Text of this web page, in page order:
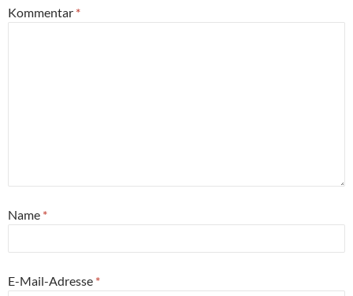
Kommentar *
Name *
E-Mail-Adresse *